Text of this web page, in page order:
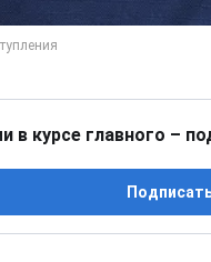
в курсе главного –